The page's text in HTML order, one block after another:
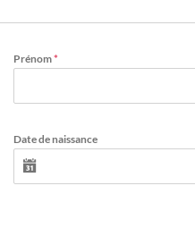
Prénom*
Date de naissance